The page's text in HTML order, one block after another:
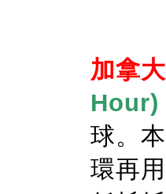
加拿
Hour)
球。
環再